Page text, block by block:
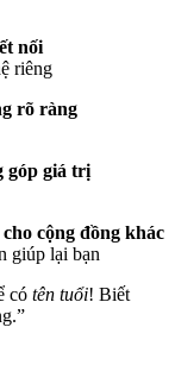
nối
riêng
rõ ràng
góp giá trị
cộng đồng khác
giúp lại bạn
có tên tuổi! Biết